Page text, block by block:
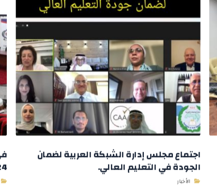
اجتماع مجلس إدارة الشبكة العربية لضمان
الجودة في التعليم العالي.
الأخبار
2024